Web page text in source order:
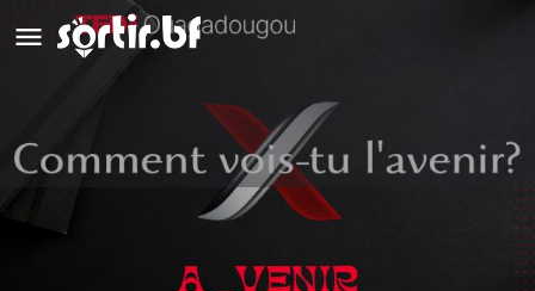
TedX Ouagadougou 2023
0